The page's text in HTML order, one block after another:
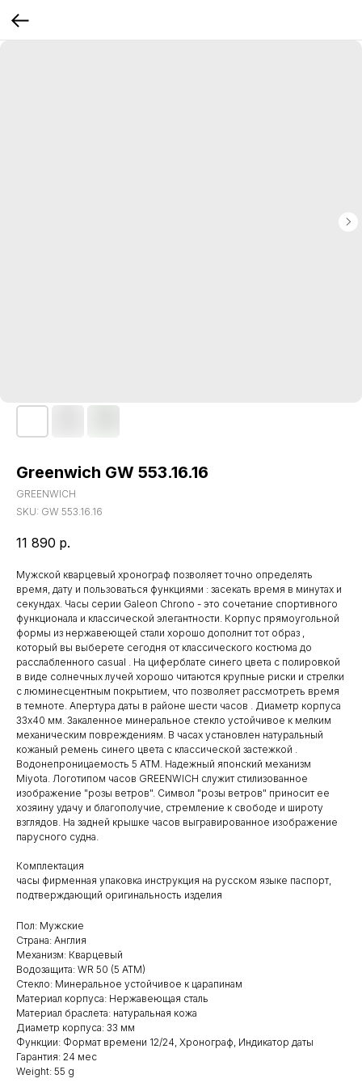
Greenwich GW 553.16.16
GREENWICH
SKU: GW 553.16.16
11 890 р.
Мужской кварцевый хронограф позволяет точно определять
время, дату и пользоваться функциями : засекать время в минутах и
секундах. Часы серии Galeon Chrono - это сочетание спортивного
функционала и классической элегантности. Корпус прямоугольной
формы из нержавеющей стали хорошо дополнит тот образ ,
который вы выберете сегодня от классического костюма до
расслабленного casual . На циферблате синего цвета с полировкой
в виде солнечных лучей хорошо читаются крупные риски и стрелки
с люминесцентным покрытием, что позволяет рассмотреть время
в темноте. Апертура даты в районе шести часов . Диаметр корпуса
33х40 мм. Закаленное минеральное стекло устойчивое к мелким
механическим повреждениям. В часах установлен натуральный
кожаный ремень синего цвета с классической застежкой .
Водонепроницаемость 5 ATM. Надежный японский механизм
Miyota. Логотипом часов GREENWICH служит стилизованное
изображение "розы ветров". Символ "розы ветров" приносит ее
хозяину удачу и благополучие, стремление к свободе и широту
взглядов. На задней крышке часов выгравированное изображение
парусного судна.
Комплектация
часы фирменная упаковка инструкция на русском языке паспорт,
подтверждающий оригинальность изделия
Пол: Мужские
Страна: Англия
Механизм: Кварцевый
Водозащита: WR 50 (5 ATM)
Стекло: Минеральное устойчивое к царапинам
Материал корпуса: Нержавеющая сталь
Материал браслета: натуральная кожа
Диаметр корпуса: 33 мм
Функции: Формат времени 12/24, Хронограф, Индикатор даты
Гарантия: 24 мес
Weight: 55 g